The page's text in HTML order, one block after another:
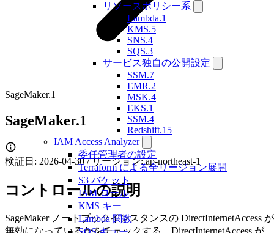
リソースポリシー系
Lambda.1
KMS.5
SNS.4
SQS.3
サービス独自の公開設定
SSM.7
EMR.2
MSK.4
EKS.1
SSM.4
Redshift.15
IAM Access Analyzer
委任管理者の設定
Terraform による全リージョン展開
S3 バケット
IAM ロール
KMS キー
Lambda 関数
SageMaker.1
SageMaker.1
検証日: 2026-04-30 / リージョン: ap-northeast-1
コントロールの説明
SageMaker ノートブックインスタンスの DirectInternetAccess が
無効になっているかをチェックする。DirectInternetAccess が